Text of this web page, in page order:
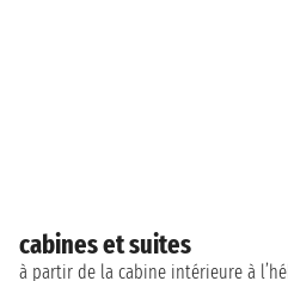
cabines et suites
à partir de la cabine intérieure à